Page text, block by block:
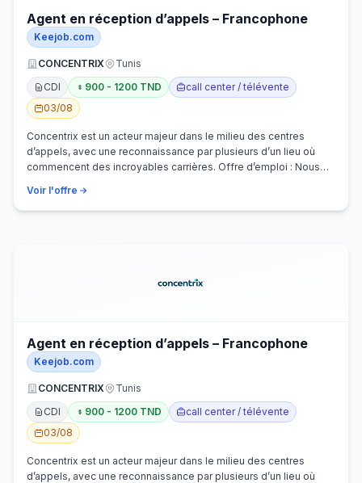
Agent en réception d’appels – Francophone
Keejob.com
CONCENTRIX
Tunis
CDI
900 - 1200 TND
call center / télévente
03/08
Concentrix est un acteur majeur dans le milieu des centres
d’appels, avec une reconnaissance par plusieurs d’un lieu où
commencent des incroyables carrières. Offre d’emploi : Nous
Voir l'offre
Agent en réception d’appels – Francophone
Keejob.com
CONCENTRIX
Tunis
CDI
900 - 1200 TND
call center / télévente
03/08
Concentrix est un acteur majeur dans le milieu des centres
d’appels, avec une reconnaissance par plusieurs d’un lieu où